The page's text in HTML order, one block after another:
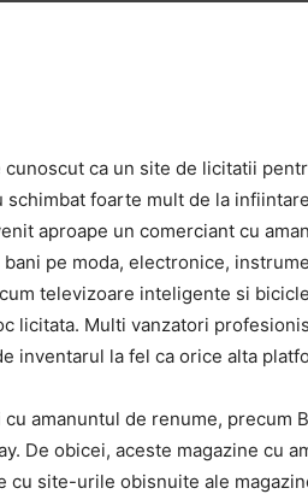
cunoscut ca un site de licitatii
foarte mult de la
aproape un comerciant cu
pe moda, electronice,
televizoare inteligente si
licitata. Multi vanzatori
inventarul la fel ca orice alta
amanuntul de renume, precum
De obicei, aceste magazine cu
cu site-urile obisnuite ale